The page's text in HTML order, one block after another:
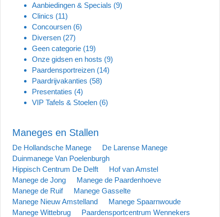
Aanbiedingen & Specials (9)
Clinics (11)
Concoursen (6)
Diversen (27)
Geen categorie (19)
Onze gidsen en hosts (9)
Paardensportreizen (14)
Paardrijvakanties (58)
Presentaties (4)
VIP Tafels & Stoelen (6)
Maneges en Stallen
De Hollandsche Manege
De Larense Manege
Duinmanege Van Poelenburgh
Hippisch Centrum De Delft
Hof van Amstel
Manege de Jong
Manege de Paardenhoeve
Manege de Ruif
Manege Gasselte
Manege Nieuw Amstelland
Manege Spaarnwoude
Manege Wittebrug
Paardensportcentrum Wennekers